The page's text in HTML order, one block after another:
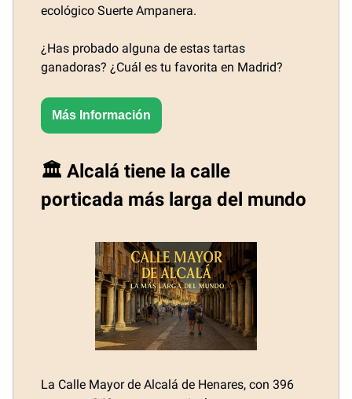
ecológico Suerte Ampanera.
¿Has probado alguna de estas tartas
ganadoras? ¿Cuál es tu favorita en Madrid?
Más Información
🏛️ Alcalá tiene la calle
porticada más larga del mundo
La Calle Mayor de Alcalá de Henares, con 396